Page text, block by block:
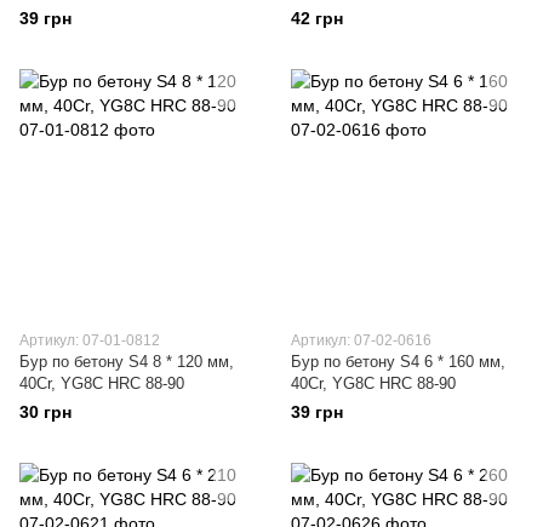
39 грн 42 грн
Артикул: 07-01-0812
Бур по бетону S4 8 * 120 мм,
40Cr, YG8C HRC 88-90
30 грн
Артикул: 07-02-0616
Бур по бетону S4 6 * 160 мм,
40Cr, YG8C HRC 88-90
39 грн